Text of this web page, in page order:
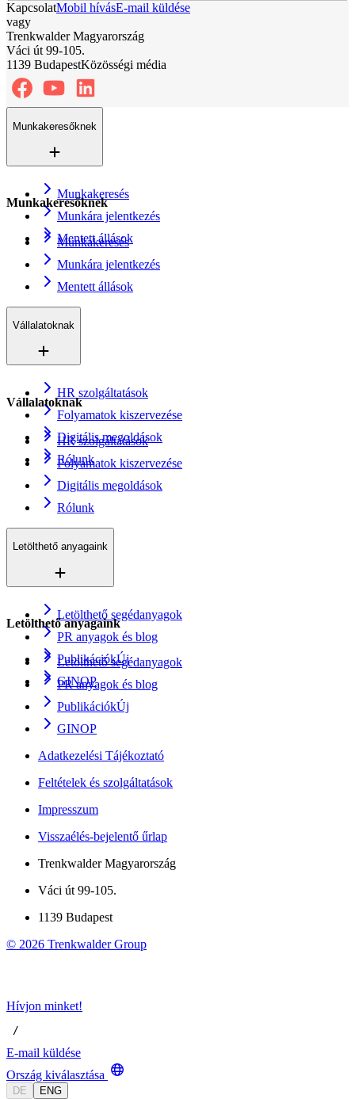
KapcsolatMobil hívásE-mail küldése
vagy
Trenkwalder Magyarország
Váci út 99-105.
1139 BudapestKözösségi média
Munkakeresőknek
Munkakeresés
Munkára jelentkezés
Mentett állások
Munkakeresőknek
Munkakeresés
Munkára jelentkezés
Mentett állások
Vállalatoknak
HR szolgáltatások
Folyamatok kiszervezése
Digitális megoldások
Rólunk
Vállalatoknak
HR szolgáltatások
Folyamatok kiszervezése
Digitális megoldások
Rólunk
Letölthető anyagaink
Letölthető segédanyagok
PR anyagok és blog
PublikációkÚj
GINOP
Letölthető anyagaink
Letölthető segédanyagok
PR anyagok és blog
PublikációkÚj
GINOP
Adatkezelési Tájékoztató
Feltételek és szolgáltatások
Impresszum
Visszaélés-bejelentő űrlap
Trenkwalder Magyarország
Váci út 99-105.
1139 Budapest
© 2026 Trenkwalder Group
Hívjon minket!
/
E-mail küldése
Ország kiválasztása
DE ENG